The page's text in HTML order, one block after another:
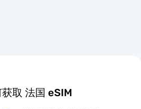
取 法国 eSIM